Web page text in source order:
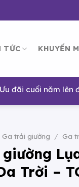
TỨC KHUYẾN
năm lên đến 30%
Ga trải giường / Ga
giường
Trời –